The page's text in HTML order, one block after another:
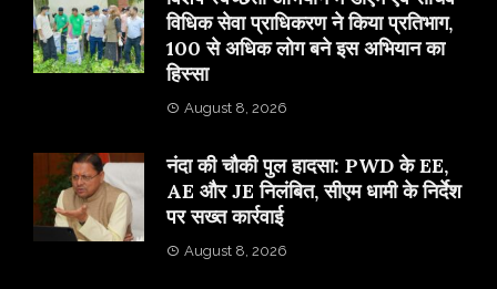
विधिक सेवा प्राधिकरण ने किया प्रतिभाग,
100 से अधिक लोग बने इस अभियान का
हिस्सा
August 8, 2026
नंदा की चौकी पुल हादसा: PWD के EE,
AE और JE निलंबित, सीएम धामी के निर्देश
पर सख्त कार्रवाई
August 8, 2026